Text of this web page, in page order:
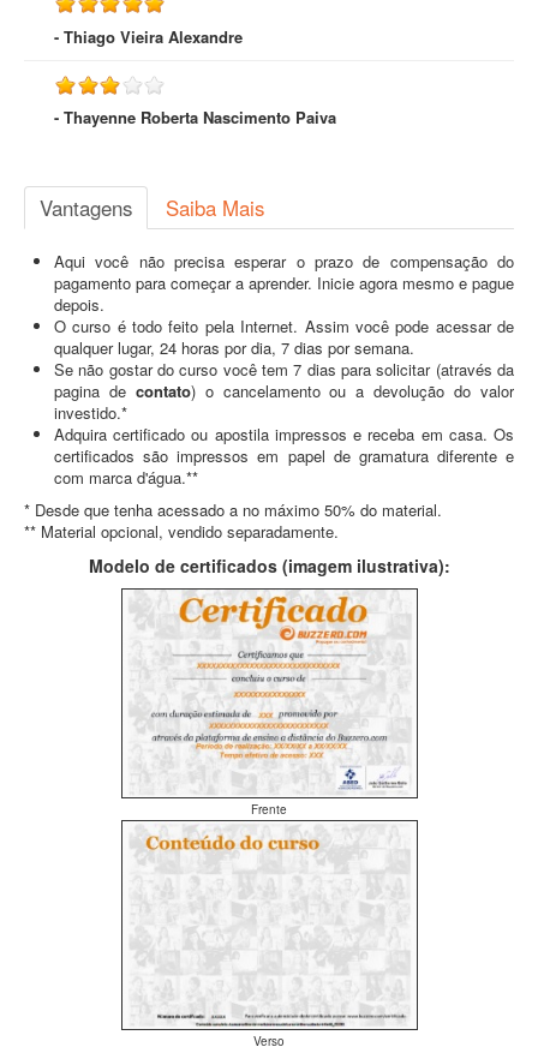
- Thiago Vieira Alexandre
- Thayenne Roberta Nascimento Paiva
Vantagens Saiba Mais
Aqui você não precisa esperar o prazo de compensação do
pagamento para começar a aprender. Inicie agora mesmo e pague
depois.
O curso é todo feito pela Internet. Assim você pode acessar de
qualquer lugar, 24 horas por dia, 7 dias por semana.
Se não gostar do curso você tem 7 dias para solicitar (através da
pagina de contato) o cancelamento ou a devolução do valor
investido.*
Adquira certificado ou apostila impressos e receba em casa. Os
certificados são impressos em papel de gramatura diferente e
com marca d'água.**
* Desde que tenha acessado a no máximo 50% do material.
** Material opcional, vendido separadamente.
Modelo de certificados (imagem ilustrativa):
Frente
Verso